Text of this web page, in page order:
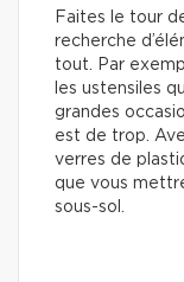
Faites le tour
recherche
tout. Par
les ustensiles
grandes
est de trop.
verres de
que vous
sous-sol.